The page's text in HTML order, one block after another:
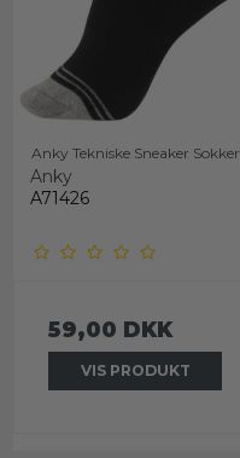
Anky Tekniske Sneaker Sokker
Anky
A71426
59,00 DKK
VIS PRODUKT